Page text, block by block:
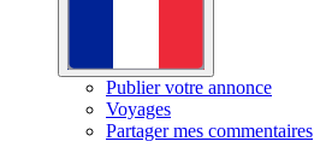
Publier votre annonce
Voyages
Partager mes commentaires